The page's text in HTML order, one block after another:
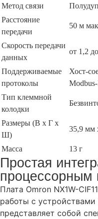
Метод связи
Расстояние
передачи
50 м
Скорость передачи
данных
от 1,2
Поддерживаемые
протоколы
Хост-
Тип клеммной
колодки
Размеры (В x Г x
Ш)
35,9 мм
Масса 13 г
Простая
процессорным
Плата Omron NX1W-
работы с
представляет собой